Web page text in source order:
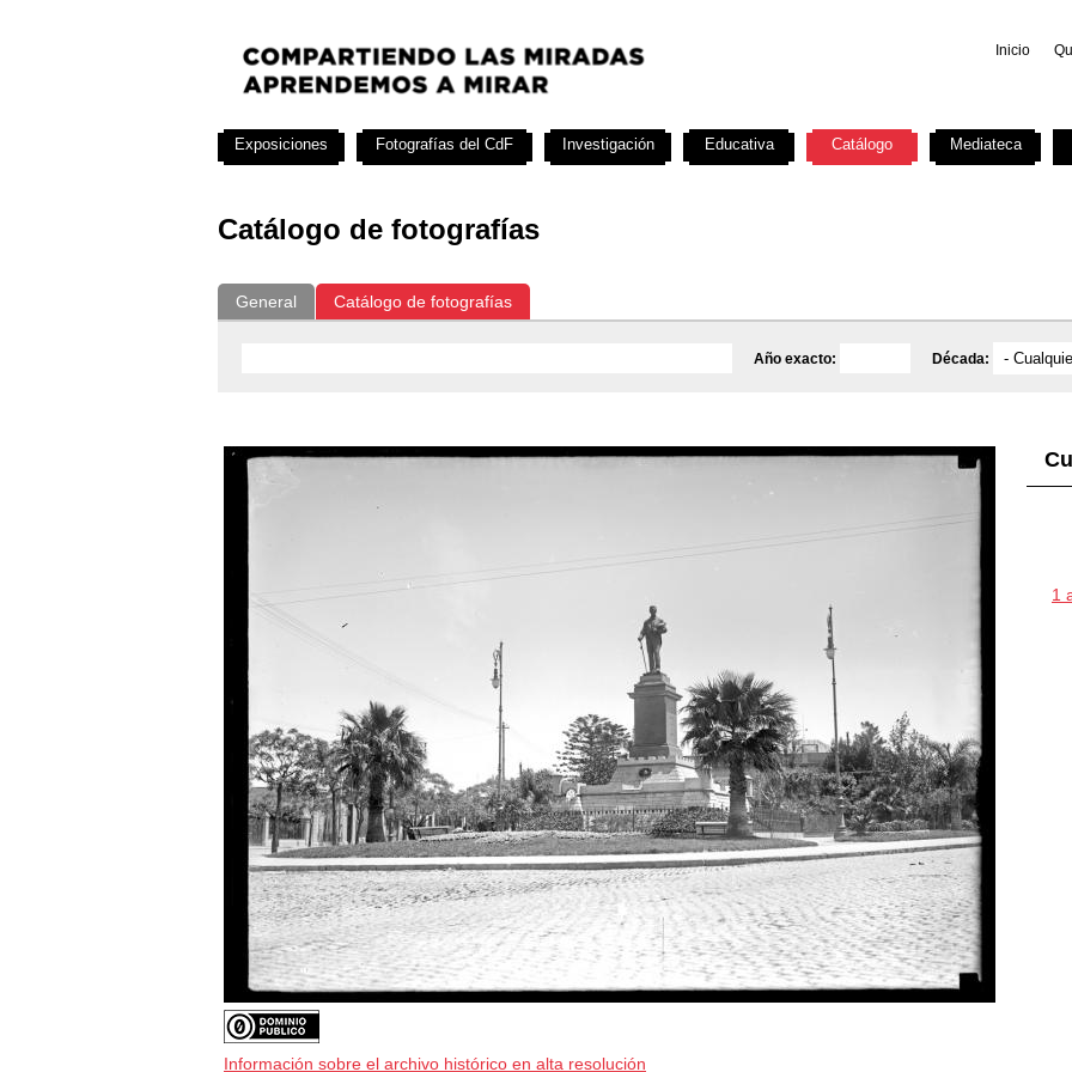
Inicio
Catálogo de fotografías
General Catálogo de fotografías
Año exacto: Década:
Información sobre el archivo histórico en alta resolución
1
Exposiciones Fotografías del CdF Investigación Educativa Catálogo Mediateca